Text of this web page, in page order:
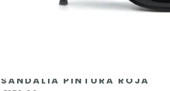
SANDALIA PINTURA ROJA